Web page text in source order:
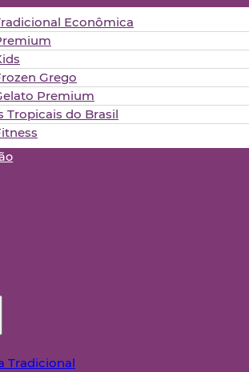
Econômica
Grego
Premium
Tropicais do Brasil
Tradicional